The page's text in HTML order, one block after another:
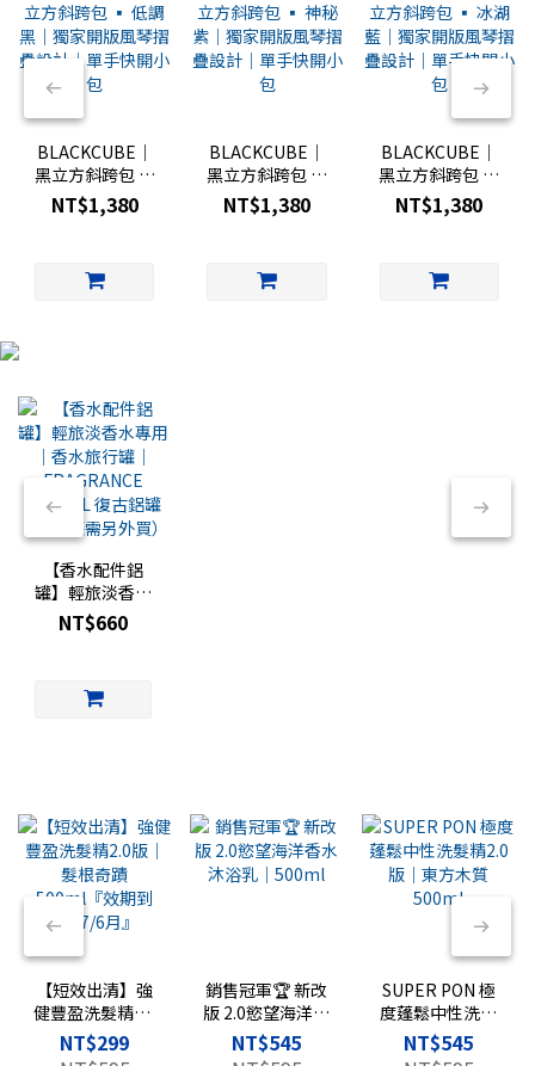
BLACKCUBE｜
黑立方斜跨包 ▪︎
低調黑｜獨家開
版風琴摺疊設計
NT$1,380
BLACKCUBE｜
黑立方斜跨包 ▪︎
神秘紫｜獨家開
版風琴摺疊設計
NT$1,380
BLACKCUBE｜
黑立方斜跨包 ▪︎
冰湖藍｜獨家開
版風琴摺疊設計
NT$1,380
【香水配件鋁
罐】輕旅淡香水
專用｜香水旅行
罐｜
罐（玻璃罐需另
NT$660
【短效出清】強
健豐盈洗髮精2.0
版｜髮根奇蹟
500ml『效期到
NT$299
銷售冠軍🏆 新改
版 2.0慾望海洋香
水沐浴乳｜
500ml
NT$545
SUPER PON 極
度蓬鬆中性洗髮
精2.0版｜東方木
質 500ml
NT$545